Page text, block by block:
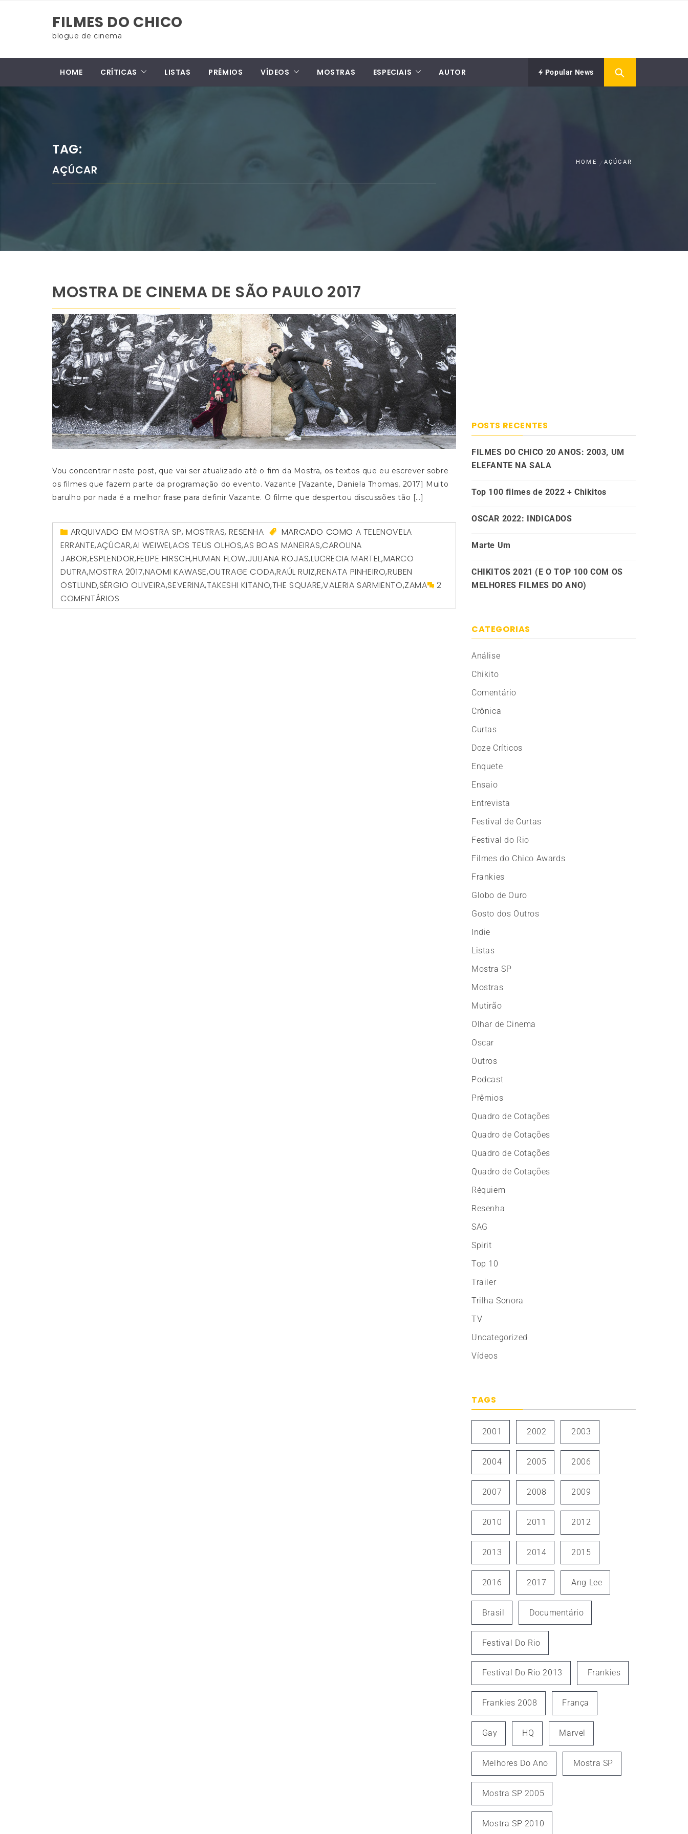
FILMES DO CHICO
blogue de cinema
HOME CRÍTICAS LISTAS PRÊMIOS VÍDEOS MOSTRAS ESPECIAIS AUTOR Popular News
TAG:
AÇÚCAR
HOME AÇÚCAR
MOSTRA DE CINEMA DE SÃO PAULO 2017
Vou concentrar neste post, que vai ser atualizado até o fim da Mostra, os textos que eu escrever sobre
os filmes que fazem parte da programação do evento. Vazante [Vazante, Daniela Thomas, 2017] Muito
barulho por nada é a melhor frase para definir Vazante. O filme que despertou discussões tão […]
ARQUIVADO EMMOSTRA SP,MOSTRAS,RESENHA MARCADO COMO A TELENOVELA
ERRANTE,AÇÚCAR,AI WEIWEI,AOS TEUS OLHOS,AS BOAS MANEIRAS,CAROLINA
JABOR,ESPLENDOR,FELIPE HIRSCH,HUMAN FLOW,JULIANA ROJAS,LUCRECIA MARTEL,MARCO
DUTRA,MOSTRA 2017,NAOMI KAWASE,OUTRAGE CODA,RAÚL RUIZ,RENATA PINHEIRO,RUBEN
ÖSTLUND,SÉRGIO OLIVEIRA,SEVERINA,TAKESHI KITANO,THE SQUARE,VALERIA SARMIENTO,ZAMA
2
COMENTÁRIOS
POSTS RECENTES
FILMES DO CHICO 20 ANOS: 2003, UM
ELEFANTE NA SALA
Top 100 filmes de 2022 + Chikitos
OSCAR 2022: INDICADOS
Marte Um
CHIKITOS 2021 (E O TOP 100 COM OS
MELHORES FILMES DO ANO)
CATEGORIAS
Análise
Chikito
Comentário
Crônica
Curtas
Doze Críticos
Enquete
Ensaio
Entrevista
Festival de Curtas
Festival do Rio
Filmes do Chico Awards
Frankies
Globo de Ouro
Gosto dos Outros
Indie
Listas
Mostra SP
Mostras
Mutirão
Olhar de Cinema
Oscar
Outros
Podcast
Prêmios
Quadro de Cotações
Quadro de Cotações
Quadro de Cotações
Quadro de Cotações
Réquiem
Resenha
SAG
Spirit
Top 10
Trailer
Trilha Sonora
TV
Uncategorized
Vídeos
TAGS
2001 2002 2003
2004 2005 2006
2007 2008 2009
2010 2011 2012
2013 2014 2015
2016 2017 Ang Lee
Brasil Documentário
Festival Do Rio
Festival Do Rio 2013 Frankies
Frankies 2008 França
Gay HQ Marvel
Melhores Do Ano Mostra SP
Mostra SP 2005
Mostra SP 2010